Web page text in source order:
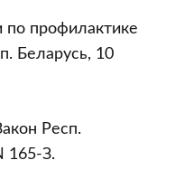
по профилактике
Беларусь, 10
Респ.
165-З.